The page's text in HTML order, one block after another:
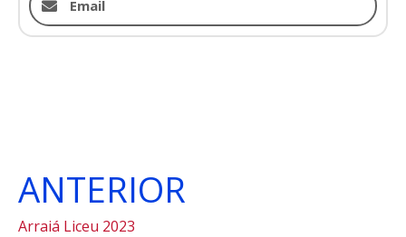
Email
ANTERIOR
Arraiá Liceu 2023